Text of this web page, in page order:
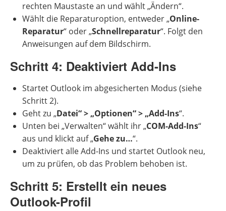
rechten Maustaste an und wählt „Ändern“.
Wählt die Reparaturoption, entweder „Online-
Reparatur“ oder „Schnellreparatur“. Folgt den
Anweisungen auf dem Bildschirm.
Schritt 4: Deaktiviert Add-Ins
Startet Outlook im abgesicherten Modus (siehe
Schritt 2).
Geht zu „Datei“ > „Optionen“ > „Add-Ins“.
Unten bei „Verwalten“ wählt ihr „COM-Add-Ins“
aus und klickt auf „Gehe zu…“.
Deaktiviert alle Add-Ins und startet Outlook neu,
um zu prüfen, ob das Problem behoben ist.
Schritt 5: Erstellt ein neues
Outlook-Profil